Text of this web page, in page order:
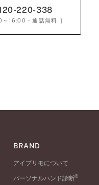
220-338
～16:00 ・通話無料 ］
BRAND
アイプリモについて
パーソナルハンド診断®